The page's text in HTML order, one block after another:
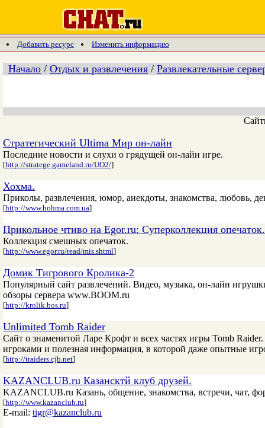
Добавить ресурс Изменить информацию
Начало / Отдых и развлечения / Развлекательные
Стратегический Ultima Мир он-лайн
Последние новости и слухи о грядущей он-лайн игре.
[http://stratege.gameland.ru/UO2/]
Хохма.
Приколы, развлечения, юмор, анекдоты, знакомства, любовь,
[http://www.hohma.com.ua]
Прикольное чтиво на Egor.ru: Суперколлекция опечаток.
Коллекция смешных опечаток.
[http://www.egor.ru/read/mis.shtml]
Домик Тигрового Кролика-2
Популярный сайт развлечений. Видео, музыка, он-лайн
обзоры сервера www.BOOM.ru
[http://krolik.bos.ru]
Unlimited Tomb Raider
Сайт о знаменитой Ларе Крофт и всех частях игры Tomb
игроками и полезная информация, в которой даже опытные
[http://traiders.cjb.net]
KAZANCLUB.ru Казансктй клуб друзей.
KAZANCLUB.ru Казань, общение, знакомства, встречи, чат,
[http://www.kazanclub.ru]
E-mail: tigr@kazanclub.ru